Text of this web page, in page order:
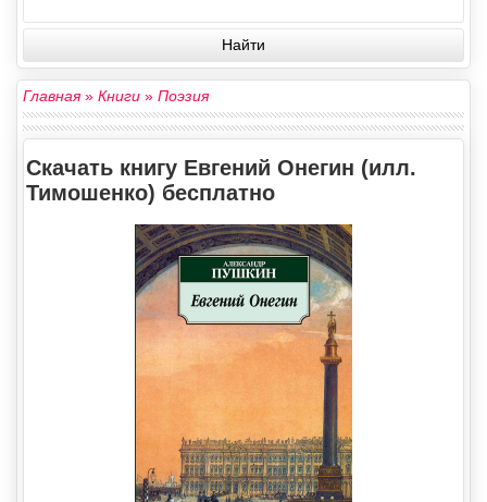
Главная» Книги » Поэзия
Скачать книгу Евгений Онегин (илл.
Тимошенко) бесплатно